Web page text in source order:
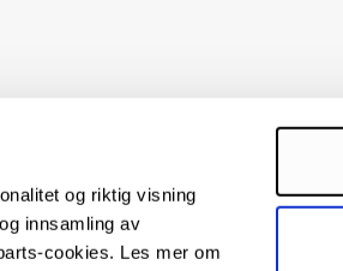
og riktig visning
innsamling av
cookies. Les mer om